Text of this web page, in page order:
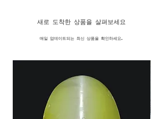
새로 도착한 상품을 살펴보세요
매일 업데이트되는 최신 상품을 확인하세요.